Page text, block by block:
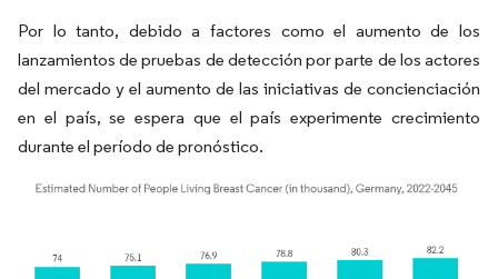
Por lo tanto, debido a factores como el aumento de los
lanzamientos de pruebas de detección por parte de los actores
del mercado y el aumento de las iniciativas de concienciación
en el país, se espera que el país experimente crecimiento
durante el período de pronóstico.